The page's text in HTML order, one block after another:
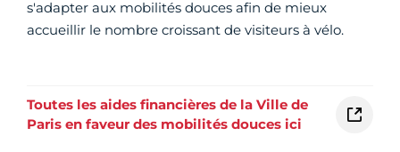
s'adapter aux mobilités douces afin de mieux
accueillir le nombre croissant de visiteurs à vélo.
Toutes les aides financières de la Ville de
Paris en faveur des mobilités douces ici